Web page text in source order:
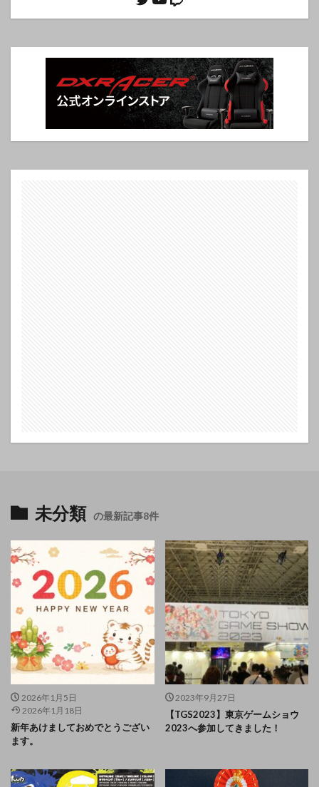
未分類 の最新記事8件
2026年1月5日
2026年1月18日
新年あけましておめでとうござい
ます。
2023年9月27日
【TGS2023】東京ゲームショウ
2023へ参加してきました！